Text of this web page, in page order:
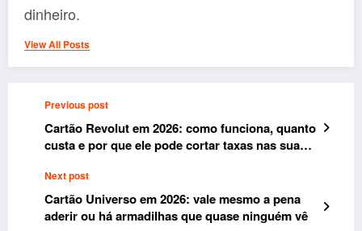
dinheiro.
View All Posts
Previous post
Cartão Revolut em 2026: como funciona, quanto
custa e por que ele pode cortar taxas nas suas
Next post
Cartão Universo em 2026: vale mesmo a pena
aderir ou há armadilhas que quase ninguém vê